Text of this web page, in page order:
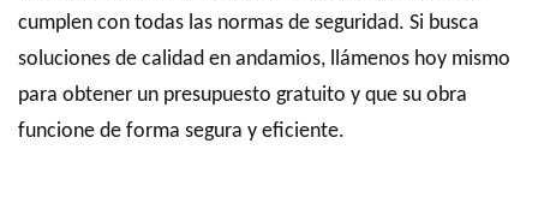
cumplen con todas las normas de seguridad. Si busca
soluciones de calidad en andamios, llámenos hoy mismo
para obtener un presupuesto gratuito y que su obra
funcione de forma segura y eficiente.